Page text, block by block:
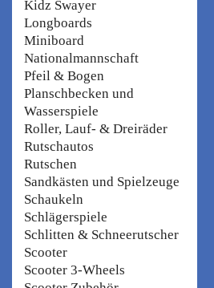
Kidz Swayer
Longboards
Miniboard
Nationalmannschaft
Pfeil & Bogen
Planschbecken und
Wasserspiele
Roller, Lauf- & Dreiräder
Rutschautos
Rutschen
Sandkästen und Spielzeuge
Schaukeln
Schlägerspiele
Schlitten & Schneerutscher
Scooter
Scooter 3-Wheels